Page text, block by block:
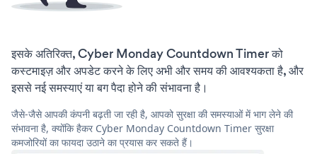
इसके अतिरिक्त, Cyber Monday Countdown Timer को
कस्टमाइज़ और अपडेट करने के लिए अभी और समय की आवश्यकता है, और
इससे नई समस्याएं या बग पैदा होने की संभावना है।
जैसे-जैसे आपकी कंपनी बढ़ती जा रही है, आपको सुरक्षा की समस्याओं में भाग लेने की
संभावना है, क्योंकि हैकर Cyber Monday Countdown Timer सुरक्षा
कमजोरियों का फायदा उठाने का प्रयास कर सकते हैं।